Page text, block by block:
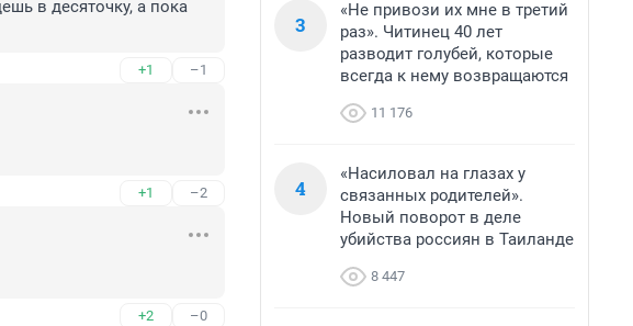
в десяточку, а пока
+1 –1
+1 –2
+2 –0
3
«Не привози их мне в третий
раз». Читинец 40 лет
разводит голубей, которые
всегда к нему возвращаются
11 176
4
«Насиловал на глазах у
связанных родителей».
Новый поворот в деле
убийства россиян в Таиланде
8 447